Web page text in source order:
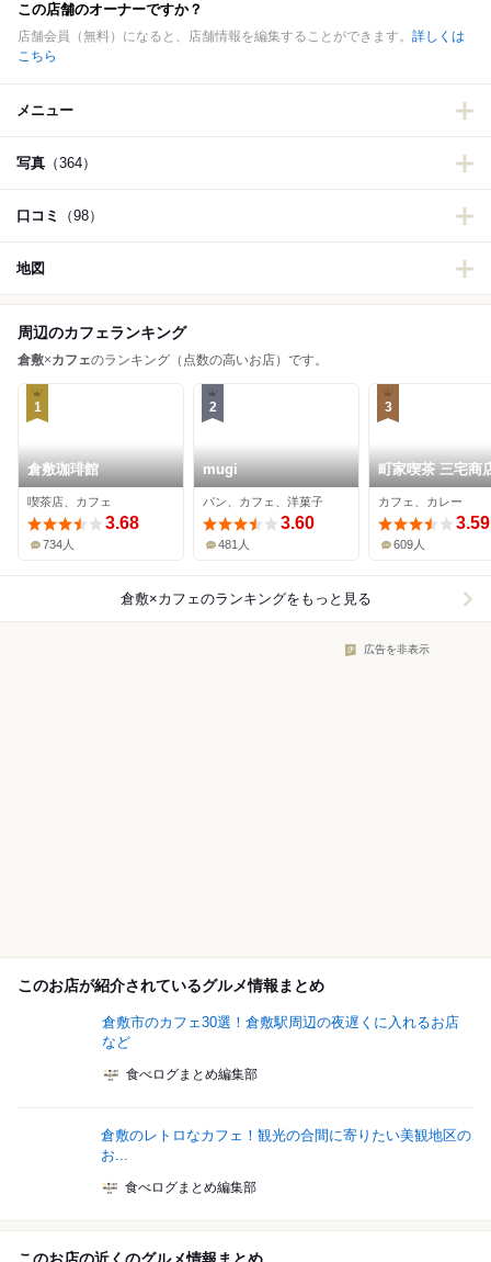
この店舗のオーナーですか？
店舗会員（無料）になると、店舗情報を編集することができます。 詳しくは
こちら
メニュー
写真 （364）
口コミ （98）
地図
周辺のカフェランキング
倉敷×カフェのランキング（点数の高いお店）です。
1
倉敷珈琲館
喫茶店、カフェ
3.68
734人
2
mugi
パン、カフェ、洋菓子
3.60
481人
3
町家喫茶 三宅商
カフェ、カレー
3.59
609人
倉敷×カフェのランキングをもっと見る
広告を非表示
このお店が紹介されているグルメ情報まとめ
倉敷市のカフェ30選！倉敷駅周辺の夜遅くに入れるお店
など
食べログまとめ編集部
倉敷のレトロなカフェ！観光の合間に寄りたい美観地区の
お...
食べログまとめ編集部